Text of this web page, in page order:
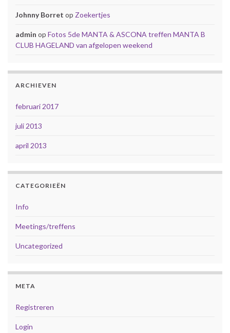
Johnny Borret op Zoekertjes
admin op Fotos 5de MANTA & ASCONA treffen MANTA B
CLUB HAGELAND van afgelopen weekend
ARCHIEVEN
februari 2017
juli 2013
april 2013
CATEGORIEËN
Info
Meetings/treffens
Uncategorized
META
Registreren
Login